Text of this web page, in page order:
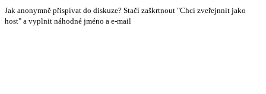
Jak anonymně přispívat do diskuze? Stačí zaškrtnout "Chci zveřejnnit jako
host" a vyplnit náhodné jméno a e-mail